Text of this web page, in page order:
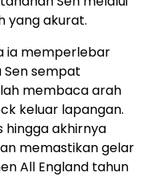
yang akurat.
ia memperlebar
Sen sempat
membaca arah
keluar lapangan.
hingga akhirnya
memastikan gelar
All England tahun